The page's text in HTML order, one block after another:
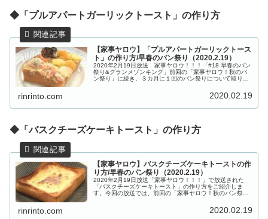
◆「プルアパートガーリックトースト」の作り方
【家事ヤロウ】「プルアパートガーリックトース
ト」の作り方/早春のパン祭り（2020.2.19）
2020年2月19日放送 家事ヤロウ！！！「#18 早春のパン
祭り&グランメゾンキング」前回の「家事ヤロウ！秋のパ
ン祭り」に続き、３カ月に１回のパン祭りについて取り上
rinrinto.com 2020.02.19
◆「バスクチーズケーキトースト」の作り方
【家事ヤロウ】バスクチーズケーキトーストの作
り方/早春のパン祭り（2020.2.19）
2020年2月19日放送「家事ヤロウ！！！」で放送された
「バスクチーズケーキトースト」の作り方をご紹介しま
す。今回の放送では、前回の「家事ヤロウ！秋のパン祭
rinrinto.com 2020.02.19